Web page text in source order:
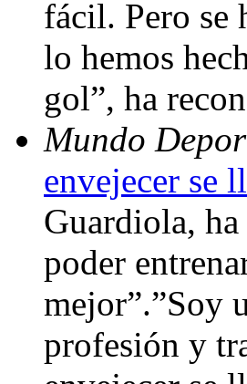
fácil. Pero se
lo hemos
gol”, ha
Mundo
envejecer se
Guardiola,
poder
mejor”.”Soy
profesión y